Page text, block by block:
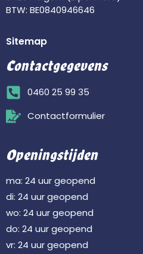
BTW: BE0840946646
Sitemap
Contactgegevens
0460 25 99 35
Contactformulier
Openingstijden
ma: 24 uur geopend
di: 24 uur geopend
wo: 24 uur geopend
do: 24 uur geopend
vr: 24 uur geopend